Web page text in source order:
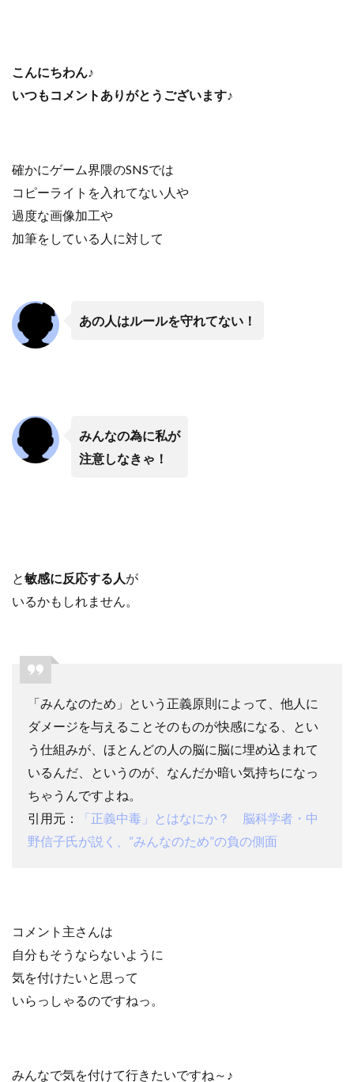
こんにちわん♪
いつもコメントありがとうございます♪
確かにゲーム界隈のSNSでは
コピーライトを入れてない人や
過度な画像加工や
加筆をしている人に対して
あの人はルールを守れてない！
みんなの為に私が
注意しなきゃ！
と敏感に反応する人が
いるかもしれません。
「みんなのため」という正義原則によって、他人に
ダメージを与えることそのものが快感になる、とい
う仕組みが、ほとんどの人の脳に脳に埋め込まれて
いるんだ、というのが、なんだか暗い気持ちになっ
ちゃうんですよね。
引用元：
「正義中毒」とはなにか？ 脳科学者・中
野信子氏が説く、“みんなのため”の負の側面
コメント主さんは
自分もそうならないように
気を付けたいと思って
いらっしゃるのですねっ。
みんなで気を付けて行きたいですね～ ♪